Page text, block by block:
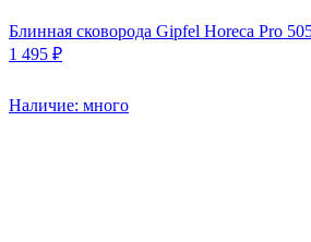
Блинная сковорода Gipfel Horeca Pro
1 495 ₽
Наличие: много